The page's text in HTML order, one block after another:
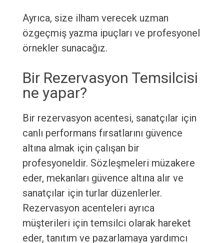
Ayrıca, size ilham verecek uzman
özgeçmiş yazma ipuçları ve profesyonel
örnekler sunacağız.
Bir Rezervasyon Temsilcisi
ne yapar?
Bir rezervasyon acentesi, sanatçılar için
canlı performans fırsatlarını güvence
altına almak için çalışan bir
profesyoneldir. Sözleşmeleri müzakere
eder, mekanları güvence altına alır ve
sanatçılar için turlar düzenlerler.
Rezervasyon acenteleri ayrıca
müşterileri için temsilci olarak hareket
eder, tanıtım ve pazarlamaya yardımcı